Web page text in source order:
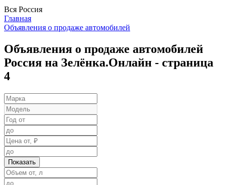
Вся Россия
Главная
Объявления о продаже автомобилей
Объявления о продаже автомобилей
Россия на Зелёнка.Онлайн - страница
4
Показать